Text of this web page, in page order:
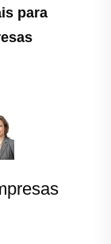
para